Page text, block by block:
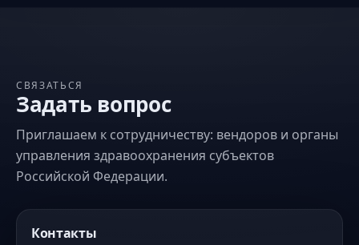
СВЯЗАТЬСЯ
Задать вопрос
Приглашаем к сотрудничеству: вендоров и органы
управления здравоохранения субъектов
Российской Федерации.
Контакты